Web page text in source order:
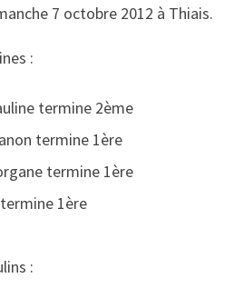
7 octobre 2012 à Thiais.
:
termine 2ème
termine 1ère
termine 1ère
1ère
: